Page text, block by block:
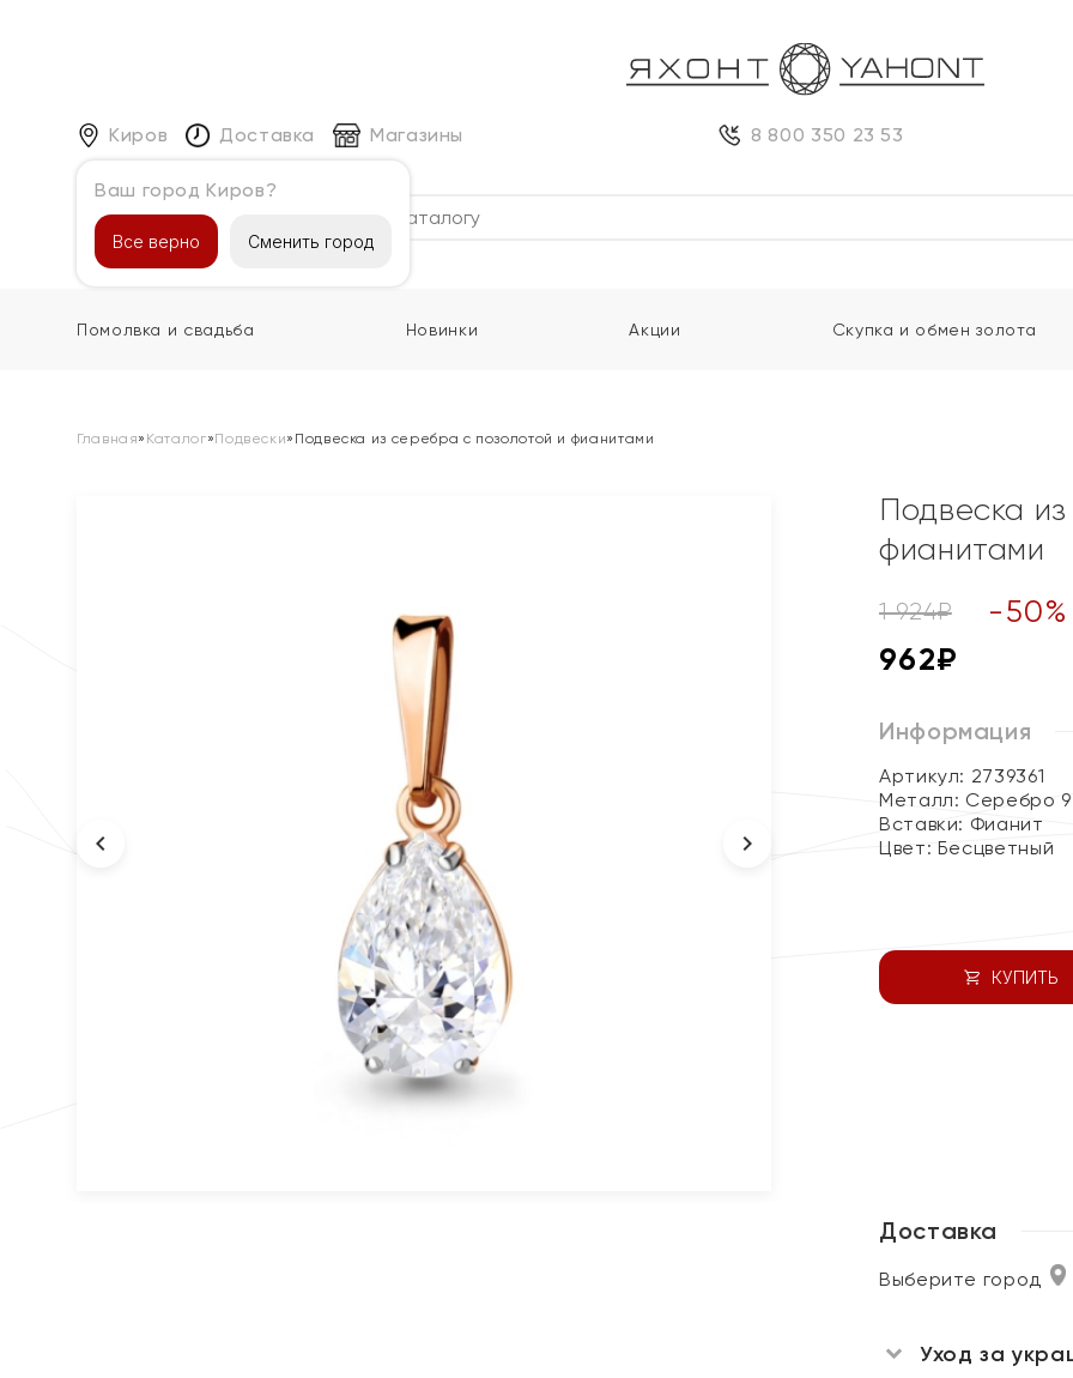
Киров
Ваш город Киров?
Все верно Сменить город
Доставка Магазины 8 800 350 23 53
Каталог
Помолвка и свадьба Новинки Акции Скупка и обмен золота
Главная» Каталог»Подвески» Подвеска из серебра с позолотой и фианитами
Подвеска
фианитами
1 924₽ -50%
962₽
Информация
Артикул: 2739361
Металл: Серебро
Вставки: Фианит
Цвет: Бесцветный
КУПИТЬ
Доставка
Выберите город
Уход за